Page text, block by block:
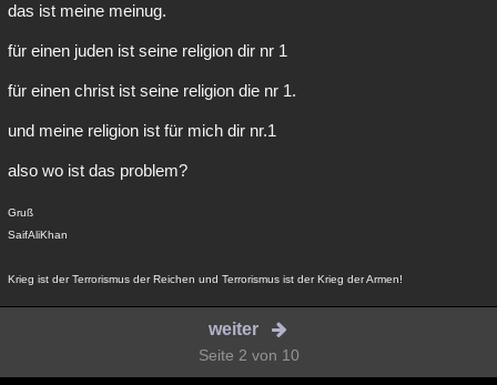
das ist meine meinug.
für einen juden ist seine religion dir nr 1
für einen christ ist seine religion die nr 1.
und meine religion ist für mich dir nr.1
also wo ist das problem?
Gruß
SaifAliKhan
Krieg ist der Terrorismus der Reichen und Terrorismus ist der Krieg der Armen!
weiter
Seite 2 von 10